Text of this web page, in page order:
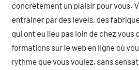
concrètement un plaisir pour vous.
entrainer par des levels, des
qui ont eu lieu pas loin de chez vous
formations sur le web en ligne où
rythme que vous voulez, sans